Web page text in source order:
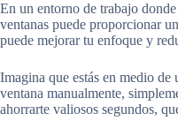
En un entorno de trabajo
ventanas puede proporcionar un
puede mejorar tu enfoque y
Imagina que estás en medio
ventana manualmente,
ahorrarte valiosos segundos,